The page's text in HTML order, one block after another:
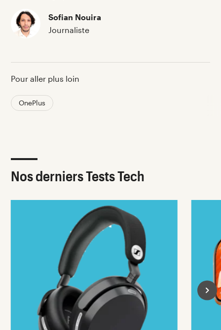
Sofian Nouira
Journaliste
Pour aller plus loin
OnePlus
Nos derniers Tests Tech